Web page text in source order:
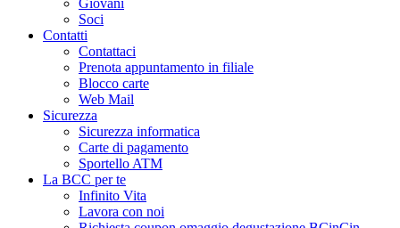
Giovani
Soci
Contatti
Contattaci
Prenota appuntamento in filiale
Blocco carte
Web Mail
Sicurezza
Sicurezza informatica
Carte di pagamento
Sportello ATM
La BCC per te
Infinito Vita
Lavora con noi